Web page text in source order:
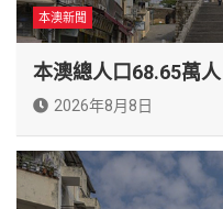
本澳新聞
本澳總人口68.65萬
2026年8月8日